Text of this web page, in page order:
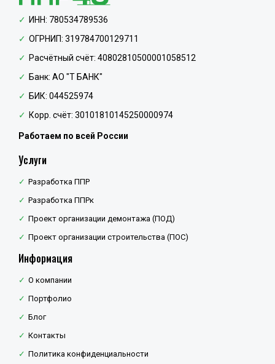
ИНН: 780534789536
ОГРНИП: 319784700129711
Расчётный счёт: 40802810500001058512
Банк: АО "Т БАНК"
БИК: 044525974
Корр. счёт: 30101810145250000974
Работаем по всей России
Услуги
Разработка ППР
Разработка ППРк
Проект организации демонтажа (ПОД)
Проект организации строительства (ПОС)
Информация
О компании
Портфолио
Блог
Контакты
Политика конфиденциальности